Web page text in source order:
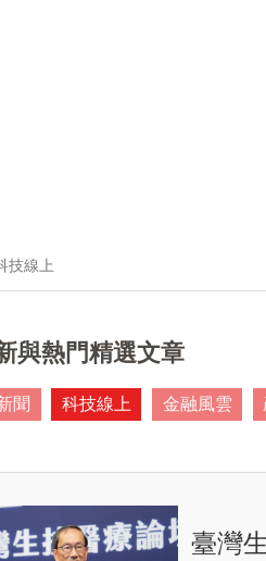
技線上
與熱門精選文章
聞 科技線上 金融風雲
臺灣